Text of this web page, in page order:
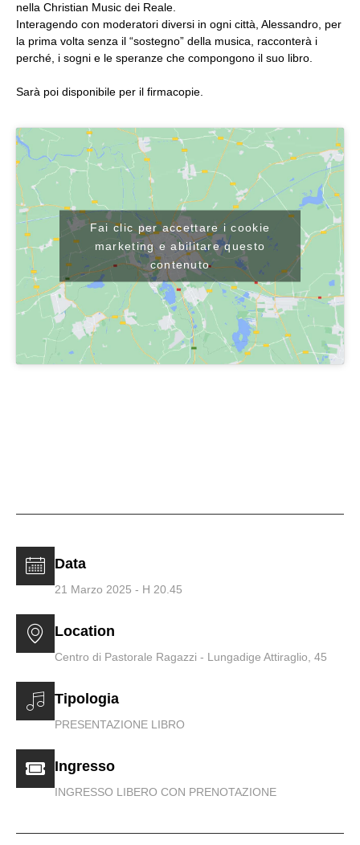
nella Christian Music dei Reale.
Interagendo con moderatori diversi in ogni città, Alessandro, per
la prima volta senza il “sostegno” della musica, racconterà i
perché, i sogni e le speranze che compongono il suo libro.
Sarà poi disponibile per il firmacopie.
Fai clic per accettare i cookie
marketing e abilitare questo
contenuto
Data
21 Marzo 2025 - H 20.45
Location
Centro di Pastorale Ragazzi - Lungadige Attiraglio, 45
Tipologia
PRESENTAZIONE LIBRO
Ingresso
INGRESSO LIBERO CON PRENOTAZIONE